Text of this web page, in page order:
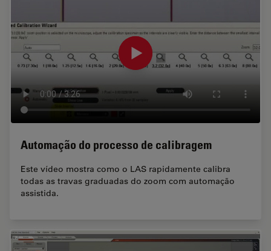
Automação do processo de calibragem
Este vídeo mostra como o LAS rapidamente calibra
todas as travas graduadas do zoom com automação
assistida.